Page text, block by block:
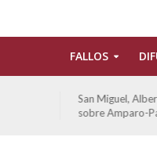
FALLOS
San Miguel,
sobre Amparo-